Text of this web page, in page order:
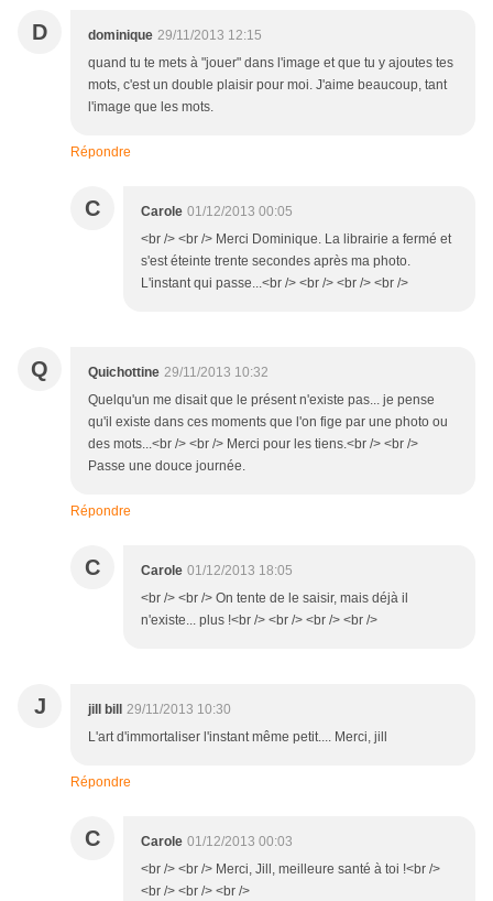
D dominique 29/11/2013 12:15
quand tu te mets à "jouer" dans l'image et que tu y ajoutes tes
mots, c'est un double plaisir pour moi. J'aime beaucoup, tant
l'image que les mots.
Répondre
C Carole 01/12/2013 00:05
<br /> <br /> Merci Dominique. La librairie a fermé et
s'est éteinte trente secondes après ma photo.
L'instant qui passe...<br /> <br /> <br /> <br />
Q Quichottine 29/11/2013 10:32
Quelqu'un me disait que le présent n'existe pas... je pense
qu'il existe dans ces moments que l'on fige par une photo ou
des mots...<br /> <br /> Merci pour les tiens.<br /> <br />
Passe une douce journée.
Répondre
C Carole 01/12/2013 18:05
<br /> <br /> On tente de le saisir, mais déjà il
n'existe... plus !<br /> <br /> <br /> <br />
J jill bill
29/11/2013 10:30
L'art d'immortaliser l'instant même petit.... Merci, jill
Répondre
C Carole 01/12/2013 00:03
<br /> <br /> Merci, Jill, meilleure santé à toi !<br />
<br /> <br /> <br />